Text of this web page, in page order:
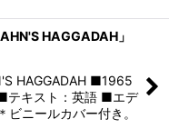
HAGGADAH」
HAGGADAH ■1965
テキスト：英語 ■エデ
ビニールカバー付き。